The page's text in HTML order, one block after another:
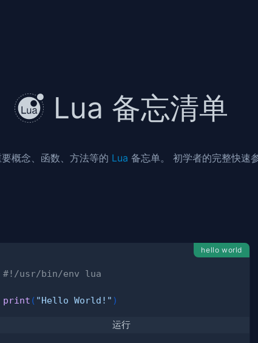
Lua 备忘清单
概念、函数、方法等的 Lua 备忘单。 初学者的完整快速参
hello world
#!/usr/bin/env lua
print ( "Hello World!" )
运行